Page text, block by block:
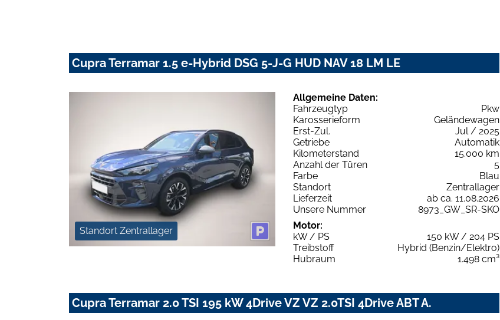
Cupra Terramar 1.5 e-Hybrid DSG 5-J-G HUD NAV 18 LM LE
Standort Zentrallager
Allgemeine Daten:
Fahrzeugtyp
Pkw
Karosserieform
Geländewagen
Erst-Zul.
Jul / 2025
Getriebe
Automatik
Kilometerstand
15.000 km
Anzahl der Türen
5
Farbe
Blau
Standort
Zentrallager
Lieferzeit
ab ca. 11.08.2026
Unsere Nummer
8973_GW_SR-SKO
Motor:
kW / PS
150 kW / 204 PS
Treibstoff
Hybrid (Benzin/Elektro)
Hubraum
1.498 cm³
Cupra Terramar 2.0 TSI 195 kW 4Drive VZ VZ 2.0TSI 4Drive ABT A.